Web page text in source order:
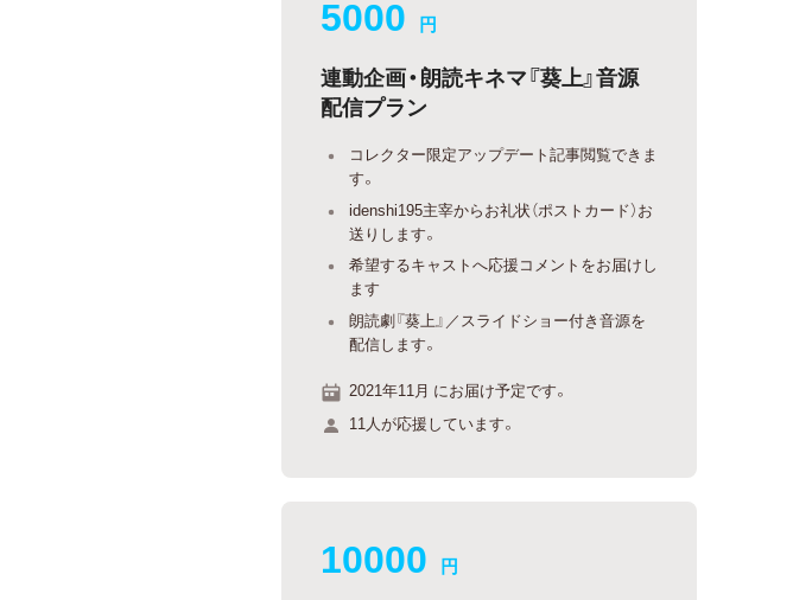
5000 円
連動企画・朗読キネマ『葵上』音源
配信プラン
コレクター限定アップデート記事閲覧できま
す。
idenshi195主宰からお礼状（ポストカード）お
送りします。
希望するキャストへ応援コメントをお届けし
ます
朗読劇『葵上』／スライドショー付き音源を
配信します。
2021年11月 にお届け予定です。
11人が応援しています。
10000 円